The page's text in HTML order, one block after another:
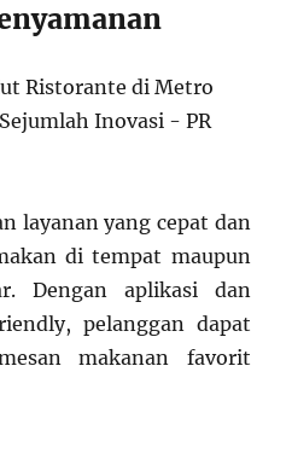
layanan yang cepat dan
di tempat maupun
Dengan aplikasi dan
pelanggan dapat
makanan favorit